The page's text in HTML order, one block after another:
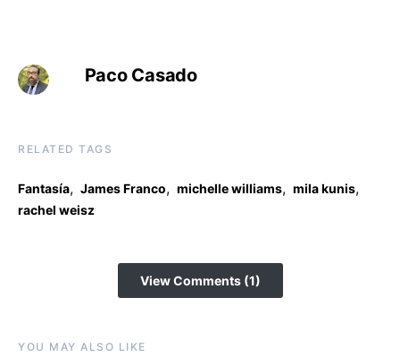
Paco Casado
RELATED TAGS
Fantasía, James Franco, michelle williams, mila kunis,
rachel weisz
View Comments (1)
YOU MAY ALSO LIKE